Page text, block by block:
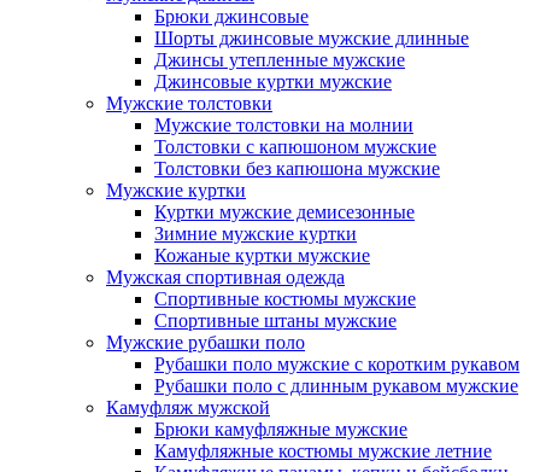
Брюки джинсовые
Шорты джинсовые мужские длинные
Джинсы утепленные мужские
Джинсовые куртки мужские
Мужские толстовки
Мужские толстовки на молнии
Толстовки с капюшоном мужские
Толстовки без капюшона мужские
Мужские куртки
Куртки мужские демисезонные
Зимние мужские куртки
Кожаные куртки мужские
Мужская спортивная одежда
Спортивные костюмы мужские
Спортивные штаны мужские
Мужские рубашки поло
Рубашки поло мужские с коротким рукавом
Рубашки поло с длинным рукавом мужские
Камуфляж мужской
Брюки камуфляжные мужские
Камуфляжные костюмы мужские летние